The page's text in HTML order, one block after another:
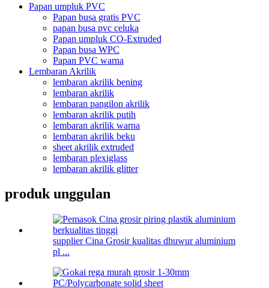
Papan umpluk PVC
Papan busa gratis PVC
papan busa pvc celuka
Papan umpluk CO-Extruded
Papan busa WPC
Papan PVC warna
Lembaran Akrilik
lembaran akrilik bening
lembaran akrilik
lembaran pangilon akrilik
lembaran akrilik putih
lembaran akrilik warna
lembaran akrilik beku
sheet akrilik extruded
lembaran plexiglass
lembaran akrilik glitter
produk unggulan
supplier Cina Grosir kualitas dhuwur aluminium
pl ...